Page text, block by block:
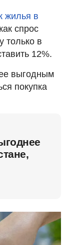
жилья в
спрос
только в
12%.
выгодным
покупка